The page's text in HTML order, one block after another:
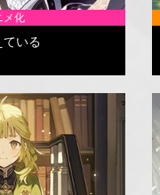
メ化
ている